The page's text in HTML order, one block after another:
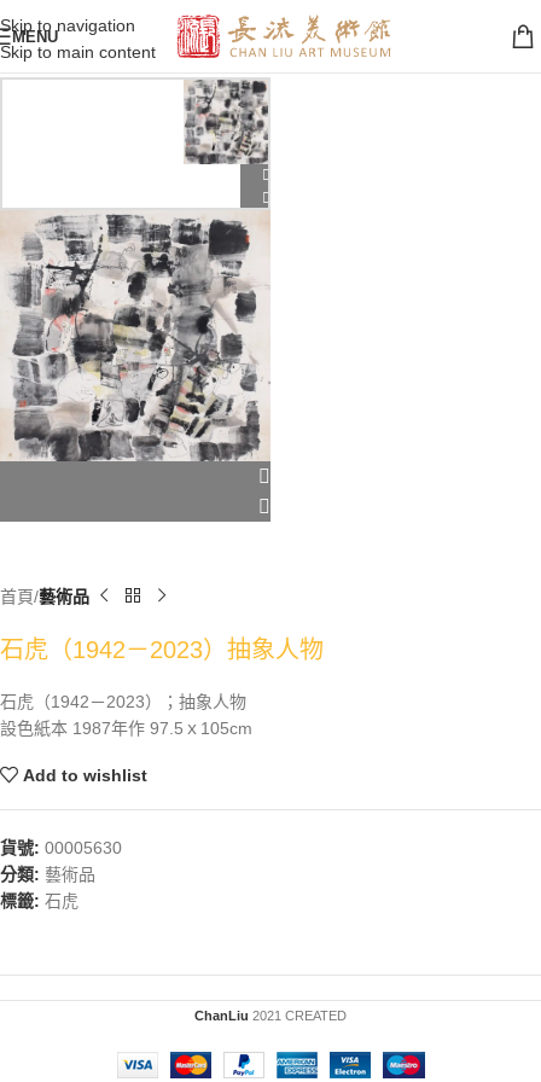
Skip to navigation
Skip to main content
MENU
首頁 藝術品
石虎（1942－2023）抽象人物
石虎（1942－2023）；抽象人物
設色紙本 1987年作 97.5ｘ105cm
Add to wishlist
貨號: 00005630
分類: 藝術品
標籤: 石虎
ChanLiu 2021 CREATED